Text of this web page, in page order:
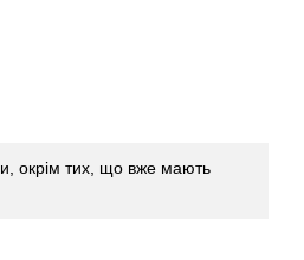
окрім тих, що вже мають